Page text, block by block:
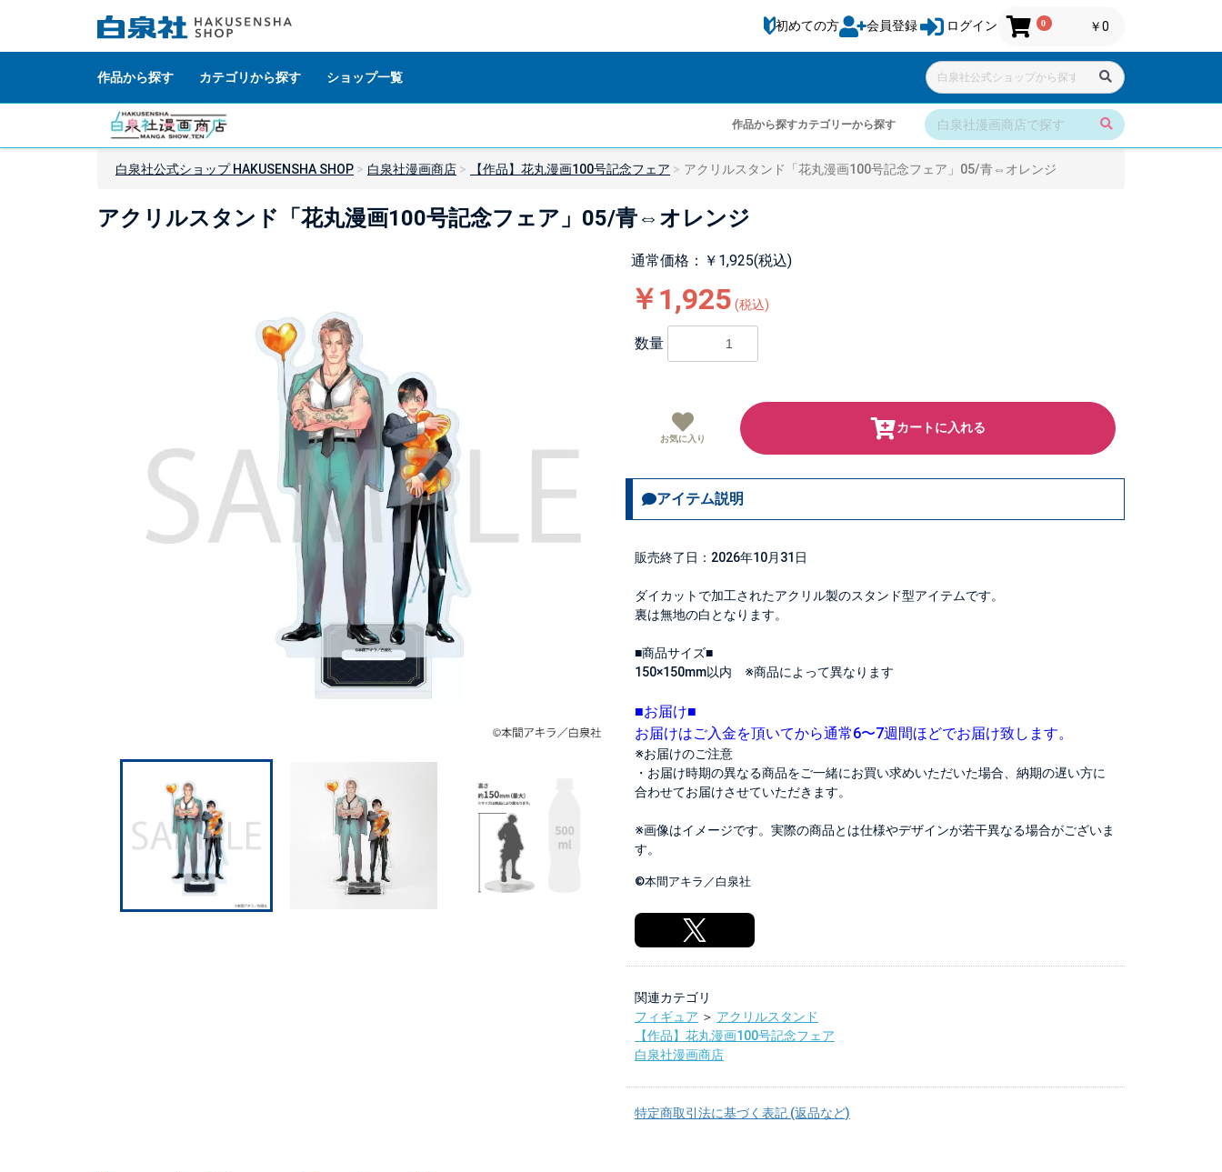
初めての方 会員登録 ログイン 0 ￥0
作品から探す カテゴリから探す ショップ一覧
作品から探すカテゴリーから探す
白泉社公式ショップ HAKUSENSHA SHOP 白泉社漫画商店 【作品】花丸漫画100号記念フェア アクリルスタンド「花丸漫画100号記念フェア」05/青⇔オレンジ
アクリルスタンド「花丸漫画100号記念フェア」05/青⇔オレンジ
通常価格：￥1,925(税込)
￥1,925 (税込)
お気に入り
カートに入れる
数量
アイテム説明
販売終了日：2026年10月31日
ダイカットで加工されたアクリル製のスタンド型アイテムです。
裏は無地の白となります。
■商品サイズ■
150×150mm以内 ※商品によって異なります
■お届け■
お届けはご入金を頂いてから通常6〜7週間ほどでお届け致します。
※お届けのご注意
・お届け時期の異なる商品をご一緒にお買い求めいただいた場合、納期の遅い方に
合わせてお届けさせていただきます。
※画像はイメージです。実際の商品とは仕様やデザインが若干異なる場合がございま
す。
©本間アキラ／白泉社
関連カテゴリ
フィギュア ＞ アクリルスタンド
【作品】花丸漫画100号記念フェア
白泉社漫画商店
特定商取引法に基づく表記 (返品など)